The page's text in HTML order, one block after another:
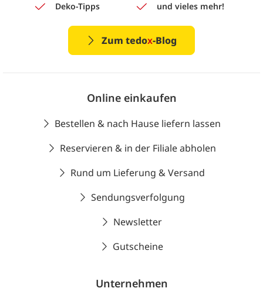
Deko-Tipps
und vieles mehr!
Zum tedox-Blog
Online einkaufen
Bestellen & nach Hause liefern lassen
Reservieren & in der Filiale abholen
Rund um Lieferung & Versand
Sendungsverfolgung
Newsletter
Gutscheine
Unternehmen